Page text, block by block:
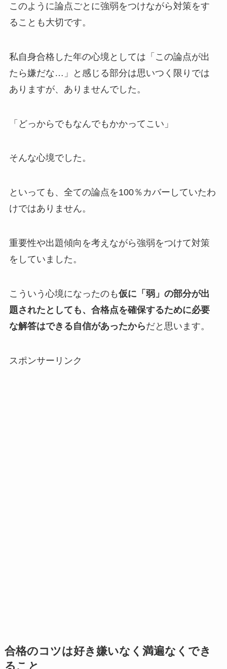
このように論点ごとに強弱をつけながら対策をす
ることも大切です。
私自身合格した年の心境としては「この論点が出
たら嫌だな…」と感じる部分は思いつく限りでは
ありますが、ありませんでした。
「どっからでもなんでもかかってこい」
そんな心境でした。
といっても、全ての論点を100％カバーしていたわ
けではありません。
重要性や出題傾向を考えながら強弱をつけて対策
をしていました。
こういう心境になったのも仮に「弱」の部分が出
題されたとしても、合格点を確保するために必要
な解答はできる自信があったからだと思います。
スポンサーリンク
合格のコツは好き嫌いなく満遍なくでき
ること